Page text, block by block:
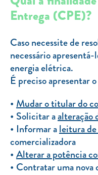
Entrega (CPE)?
Caso necessite de
necessário
energia elétrica.
É preciso apresentar
Mudar o titular do
Solicitar aalteração
Informar aleitura
comercializadora
Alterar a potência
Contratar uma nova